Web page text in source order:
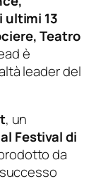
ultimi 13
Teatro
è
leader del
, un
Festival di
da